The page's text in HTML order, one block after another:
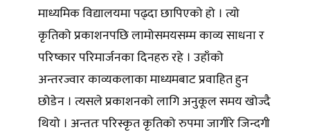
माध्यमिक विद्यालयमा पढ्दा छापिएको हो । त्यो
कृतिको प्रकाशनपछि लामोसमयसम्म काव्य साधना र
परिष्कार परिमार्जनका दिनहरु रहे । उहाँको
अन्तरज्वार काव्यकलाका माध्यमबाट प्रवाहित हुन
छोडेन । त्यसले प्रकाशनको लागि अनुकूल समय खोज्दै
थियो । अन्ततः परिस्कृत कृतिको रुपमा जागीरे जिन्दगी